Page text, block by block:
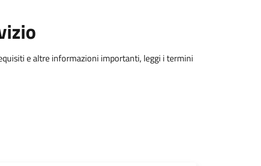
e altre informazioni importanti, leggi i termini